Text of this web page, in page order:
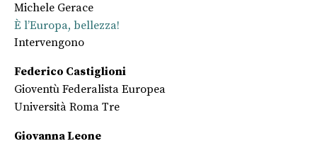
Michele Gerace
È l’Europa, bellezza!
Intervengono
Federico Castiglioni
Gioventù Federalista Europea
Università Roma Tre
Giovanna Leone